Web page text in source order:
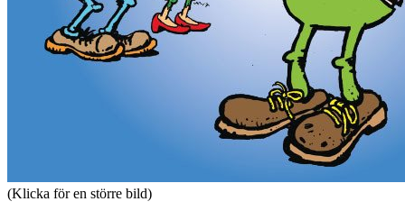
(Klicka för en större bild)